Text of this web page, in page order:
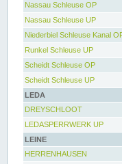
Nassau Schleuse OP
Nassau Schleuse UP
Niederbiel Schleuse Kanal
Runkel Schleuse UP
Scheidt Schleuse OP
Scheidt Schleuse UP
LEDA
DREYSCHLOOT
LEDASPERRWERK UP
LEINE
HERRENHAUSEN